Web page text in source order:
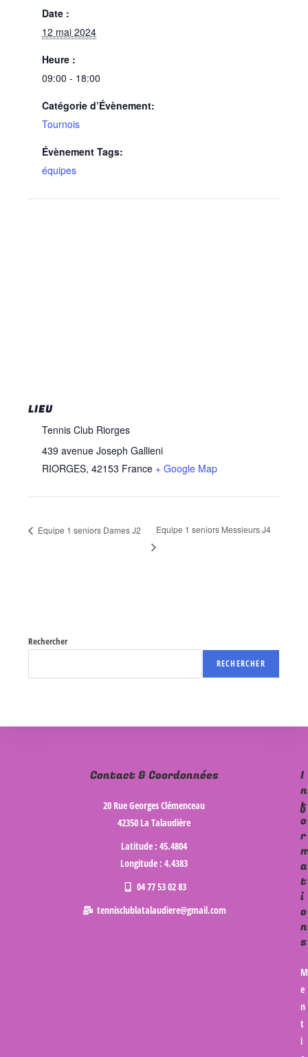
Date :
12 mai 2024
Heure :
09:00 - 18:00
Catégorie d’Évènement:
Tournois
Évènement Tags:
équipes
LIEU
Tennis Club Riorges
439 avenue Joseph Gallieni
RIORGES, 42153 France + Google Map
Equipe 1 seniors Dames J2 Equipe 1 seniors Messieurs J4
Rechercher
RECHERCHER
20 Rue Georges Clémenceau
42350 La Talaudière
Latitude : 45.4804
Longitude : 4.4383
04 77 53 02 83
tennisclublatalaudiere@gmail.com
Contact & Coordonnées
I
n
f
o
r
a
t
i
o
n
s
M
e
n
t
i